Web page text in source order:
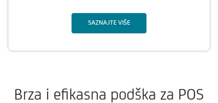
SAZNAJTE VIŠE
Brza i efikasna podška za POS